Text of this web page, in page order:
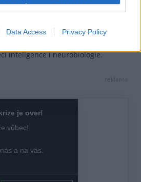
Data Access Privacy Policy
o schopnosti mozku učit se,
evolučně „navržen“. Ačkoli ryby
řidičský průkaz a vrátily se
inteligence i neurobiologie.
reklama